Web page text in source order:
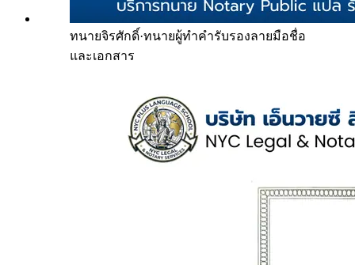
ทนายจิรศักดิ์·ทนายผู้ทำคำรับรองลายมือชื่อ
และเอกสาร